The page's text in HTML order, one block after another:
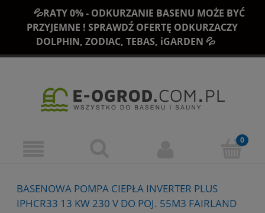
💦RATY 0% - ODKURZANIE BASENU MOŻE BYĆ
PRZYJEMNE ! SPRAWDŹ OFERTĘ ODKURZACZY
DOLPHIN, ZODIAC, TEBAS, iGARDEN 💦
BASENOWA POMPA CIEPŁA INVERTER PLUS
IPHCR33 13 KW 230 V DO POJ. 55M3 FAIRLAND